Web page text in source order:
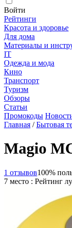
Войти
Рейтинги
Красота и здоровье
Для дома
Материалы и
IT
Одежда и мода
Кино
Транспорт
Туризм
Обзоры
Статьи
Промокоды
Главная /Бытовая
Magio
1 отзывов100%
7 место : Рейтинг